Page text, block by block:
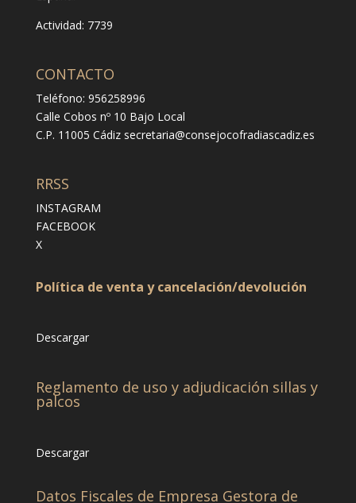
Actividad: 7739
CONTACTO
Teléfono: 956258996
Calle Cobos nº 10 Bajo Local
C.P. 11005 Cádiz secretaria@consejocofradiascadiz.es
RRSS
INSTAGRAM
FACEBOOK
X
Política de venta y cancelación/devolución
Descargar
Reglamento de uso y adjudicación sillas y
palcos
Descargar
Datos Fiscales de Empresa Gestora de